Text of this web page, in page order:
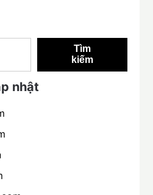
Tìm
kiếm
nhật